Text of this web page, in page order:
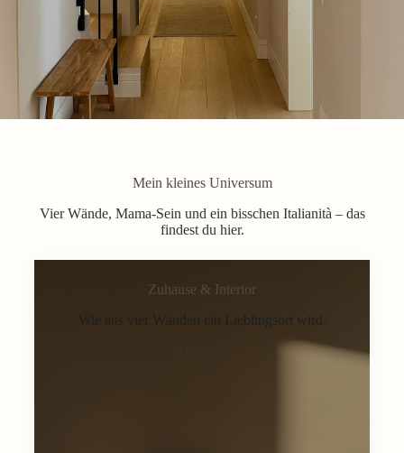
Mein kleines Universum
Vier Wände, Mama-Sein und ein bisschen Italianità – das
findest du hier.
Zuhause & Interior
Wie aus vier Wänden ein Lieblingsort wird.